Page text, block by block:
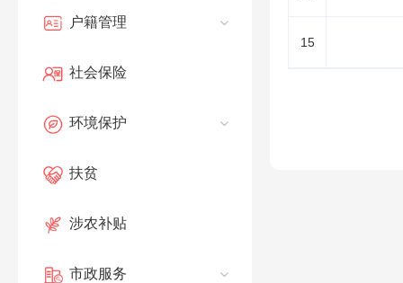
户籍管理
社会保险
环境保护
扶贫
涉农补贴
市政服务
15